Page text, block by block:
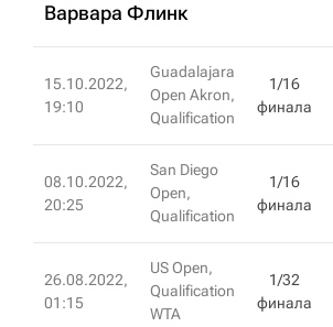
Варвара Флинк
15.10.2022,
19:10
Guadalajara
Open Akron,
Qualification
1/16
финала
08.10.2022,
20:25
San Diego
Open,
Qualification
1/16
финала
26.08.2022,
01:15
US Open,
Qualification
WTA
1/32
финала